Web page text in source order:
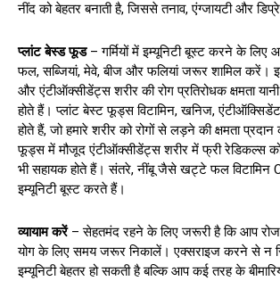
नींद को बेहतर बनाती है, जिससे तनाव, एंग्जायटी और
प्लांट बेस्ड फूड– गर्मियों में इम्यूनिटी बूस्ट करने के लिए
फल, सब्जियां, मेवे, बीज और फलियां जरूर शामिल करें।
और एंटीऑक्सीडेंट्स शरीर की रोग प्रतिरोधक क्षमता
होते हैं। प्लांट बेस्ट फूड्स विटामिन, खनिज,
होते हैं, जो हमारे शरीर को रोगों से लड़ने की क्षमता
फूड्स में मौजूद एंटीऑक्सीडेंट्स शरीर में फ्री रेडिकल्स
भी सहायक होते हैं। संतरे, नींबू जैसे खट्टे फल विटामिन
इम्यूनिटी बूस्ट करते हैं।
व्यायाम करें– सेहतमंद रहने के लिए जरूरी है कि आप
योग के लिए समय जरूर निकालें। एक्सराइज करने से न
इम्यूनिटी बेहतर हो सकती है बल्कि आप कई तरह के